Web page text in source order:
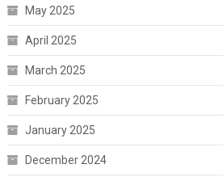
May 2025
April 2025
March 2025
February 2025
January 2025
December 2024